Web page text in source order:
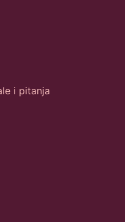
i pitanja